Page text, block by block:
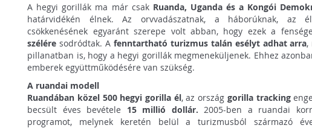
A hegyi gorillák ma már csakRuanda, Uganda és a Kongói
határvidékén élnek. Az orvvadászatnak, a háborúknak, az
csökkenésének egyaránt szerepe volt abban, hogy ezek a
szélére sodródtak. A fenntartható turizmus talán esélyt adhat arra,
pillanatban is, hogy a hegyi gorillák megmeneküljenek. Ehhez
emberek együttműködésére van szükség.
A ruandai modell
Ruandában közel 500 hegyi gorilla él, az ország gorilla tracking
becsült éves bevétele 15 millió dollár. 2005-ben a ruandai
programot, melynek keretén belül a turizmusból származó